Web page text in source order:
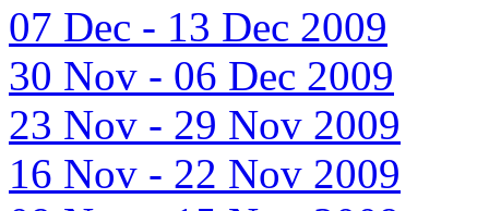
07 Dec - 13 Dec 2009
30 Nov - 06 Dec 2009
23 Nov - 29 Nov 2009
16 Nov - 22 Nov 2009